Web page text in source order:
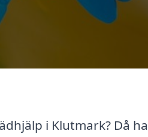
i Klutmark? Då